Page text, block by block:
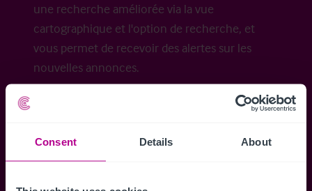
Consent Details About
une recherche améliorée via la vue
cartographique et l'option de recherche, et
vous permet de recevoir des alertes sur les
nouvelles annonces.
Accéder à tous les détails Alertes